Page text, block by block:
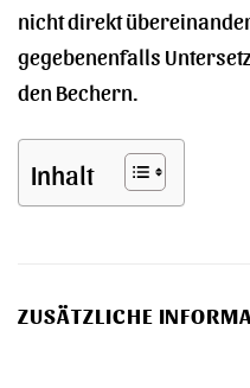
nicht direkt
gegebenenfalls
den Bechern.
Inhalt
ZUSÄTZLICHE